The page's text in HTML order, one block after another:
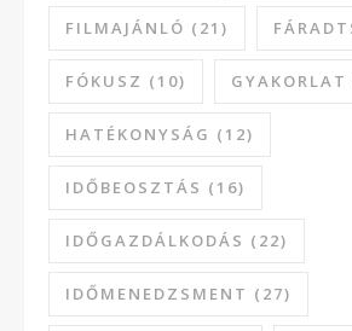
FILMAJÁNLÓ (21)
FÓKUSZ (10) GYAKORLAT
HATÉKONYSÁG (12)
IDŐBEOSZTÁS (16)
IDŐGAZDÁLKODÁS (22)
IDŐMENEDZSMENT (27)